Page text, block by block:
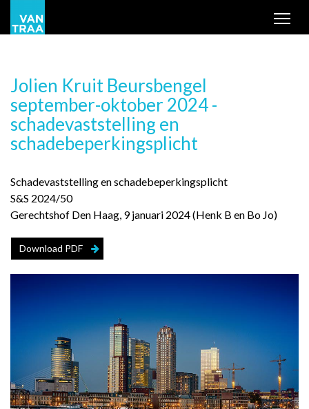
Jolien Kruit Beursbengel
september-oktober 2024 -
schadevaststelling en
schadebeperkingsplicht
Schadevaststelling en schadebeperkingsplicht
S&S 2024/50
Gerechtshof Den Haag, 9 januari 2024 (Henk B en Bo Jo)
Download PDF